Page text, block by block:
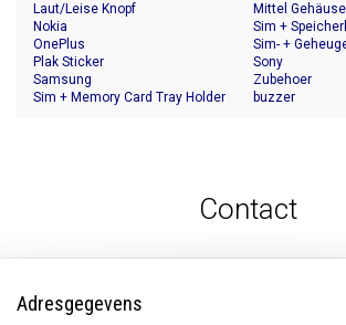
Laut/Leise Knopf
Mittel Gehäuse
Nokia
OnePlus
Plak Sticker
Samsung
Sim + Memory Card Tray Holder
Sim +
Sim- +
Sony
Zubehoer
buzzer
Contact
Adresgegevens